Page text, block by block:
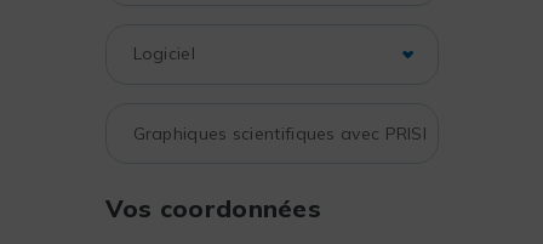
Vos coordonnées